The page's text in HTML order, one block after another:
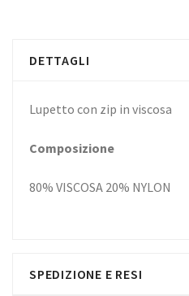
DETTAGLI
Lupetto con zip in viscosa
Composizione
80% VISCOSA 20% NYLON
SPEDIZIONE E RESI